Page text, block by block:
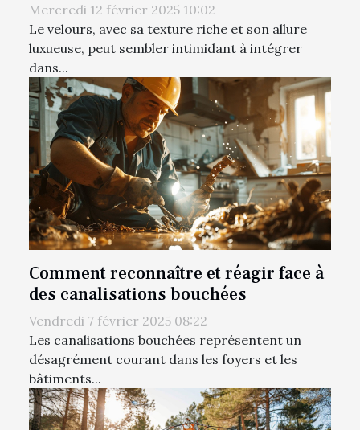
Mercredi 12 février 2025 10:02
Le velours, avec sa texture riche et son allure
luxueuse, peut sembler intimidant à intégrer
dans...
Comment reconnaître et réagir face à
des canalisations bouchées
Vendredi 7 février 2025 08:22
Les canalisations bouchées représentent un
désagrément courant dans les foyers et les
bâtiments...